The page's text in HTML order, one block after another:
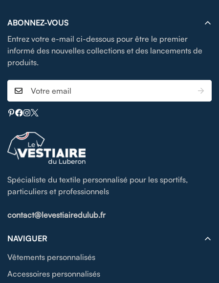
Spécialiste du textile personnalisé pour les sportifs,
particuliers et professionnels
contact@levestiairedulub.fr
NAVIGUER
Vêtements personnalisés
Accessoires personnalisés
ABONNEZ-VOUS
Entrez votre e-mail ci-dessous pour être le premier
informé des nouvelles collections et des lancements de
produits.